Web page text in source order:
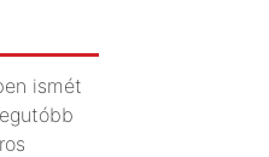
ismét